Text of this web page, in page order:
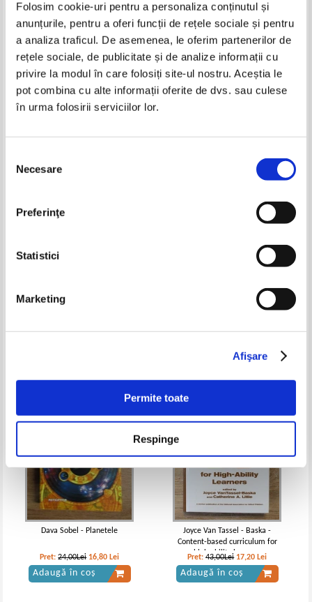
Folosim cookie-uri pentru a personaliza conținutul și
anunțurile, pentru a oferi funcții de rețele sociale și pentru
a analiza traficul. De asemenea, le oferim partenerilor de
rețele sociale, de publicitate și de analize informații cu
privire la modul în care folosiți site-ul nostru. Aceștia le
pot combina cu alte informații oferite de dvs. sau culese
în urma folosirii serviciilor lor.
consimțământului
Necesare
Preferinţe
Statistici
Marketing
Afişare
Permite toate
Respinge
Walter Hollitscher - Natura in
lumina stiintei
Pret:15,00 Lei
Adaugă în coș
Pop Victor - Zoologia
vertebratelor (volumul 2)
Pret:36,00Lei 23,40 Lei
Stiinta rezolva enigmele istoriei.
Metodele criminalistice actuale
cazuri misterioase
Les Collections du musee de
l'air. Modeles reduits
-30%
Dava Sobel - Planetele
Pret:24,00Lei 16,80 Lei
Adaugă în coș
-60%
Joyce Van Tassel - Baska -
Content-based curriculum for
high ability learners
Pret:43,00Lei 17,20 Lei
Adaugă în coș